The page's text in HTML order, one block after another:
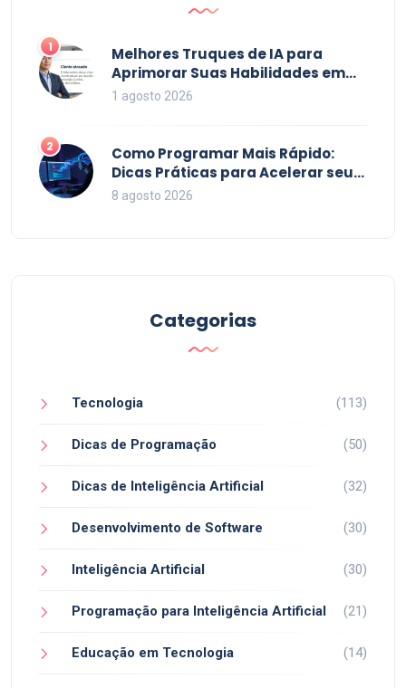
1
Melhores Truques de IA para
Aprimorar Suas Habilidades em
2026
1 agosto 2026
2
Como Programar Mais Rápido:
Dicas Práticas para Acelerar seu
Código em 2026
8 agosto 2026
Categorias
Tecnologia (113)
Dicas de Programação (50)
Dicas de Inteligência Artificial (32)
Desenvolvimento de Software (30)
Inteligência Artificial (30)
Programação para Inteligência Artificial (21)
Educação em Tecnologia (14)